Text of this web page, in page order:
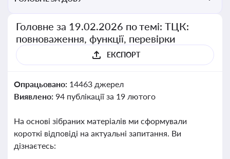
Головне за 19.02.2026 по темі: ТЦК:
повноваження, функції, перевірки
ЕКСПОРТ
Опрацьовано: 14463 джерел
Виявлено: 94 публікації за 19 лютого
На основі зібраних матеріалів ми сформували
короткі відповіді на актуальні запитання. Ви
дізнаєтесь: